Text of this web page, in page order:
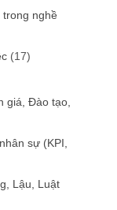
nghề
(17)
giá, Đào tạo,
sự (KPI,
Lậu, Luật